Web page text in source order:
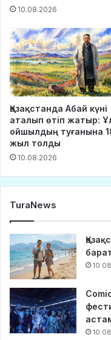
10.08.2026
Қазақстанда Абай күні
аталып өтіп жатыр:
ойшылдың туғанына
жыл толды
10.08.2026
TuraNews